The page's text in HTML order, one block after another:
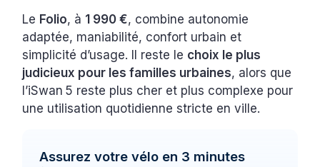
Le Folio, à 1 990 €, combine autonomie
adaptée, maniabilité, confort urbain et
simplicité d’usage. Il reste le choix le plus
judicieux pour les familles urbaines, alors que
l’iSwan 5 reste plus cher et plus complexe pour
une utilisation quotidienne stricte en ville.
Assurez votre vélo en 3 minutes